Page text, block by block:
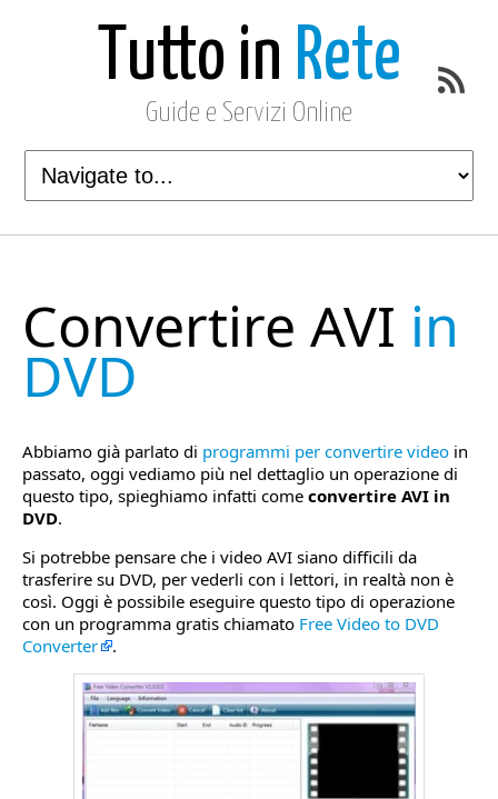
Tutto in Rete
Guide e Servizi Online
Convertire AVI in
DVD
Abbiamo già parlato di programmi per convertire video in
passato, oggi vediamo più nel dettaglio un operazione di
questo tipo, spieghiamo infatti come convertire AVI in
DVD.
Si potrebbe pensare che i video AVI siano difficili da
trasferire su DVD, per vederli con i lettori, in realtà non è
così. Oggi è possibile eseguire questo tipo di operazione
con un programma gratis chiamato Free Video to DVD
Converter
.